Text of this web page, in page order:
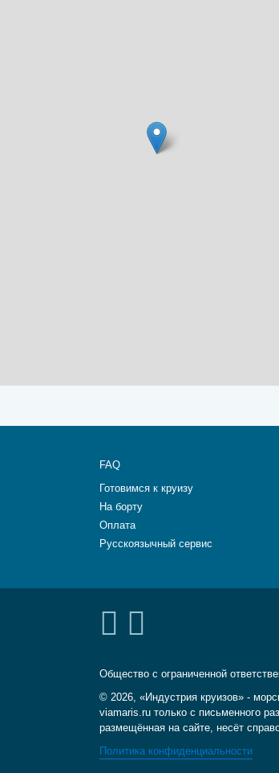
FAQ
Готовимся к круизу
На борту
Оплата
Русскоязычный сервис
Общество с ограниченной
© 2026, «Индустрия круизов» -
viamaris.ru только с письменного
размещённая на сайте, несёт
Политика конфиденциальности